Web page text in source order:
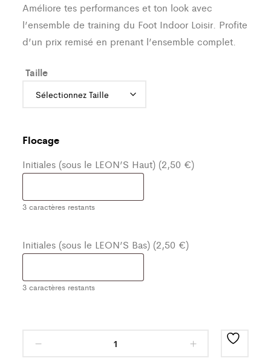
Améliore tes performances et ton look avec
l’ensemble de training du Foot Indoor Loisir. Profite
d’un prix remisé en prenant l’ensemble complet.
Taille
Flocage
Initiales (sous le LEON’S Haut) (2,50 €)
3 caractères restants
Initiales (sous le LEON’S Bas) (2,50 €)
3 caractères restants